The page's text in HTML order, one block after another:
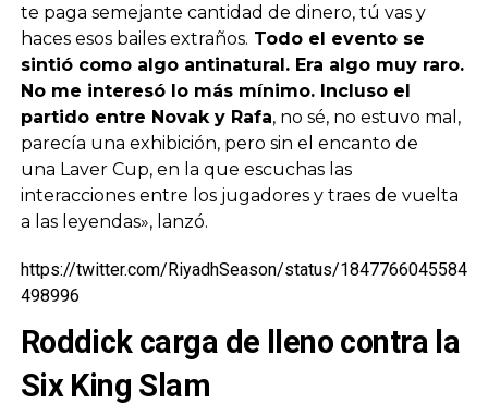
te paga semejante cantidad de dinero, tú vas y
haces esos bailes extraños. Todo el evento se
sintió como algo antinatural. Era algo muy raro.
No me interesó lo más mínimo. Incluso el
partido entre Novak y Rafa, no sé, no estuvo mal,
parecía una exhibición, pero sin el encanto de
una Laver Cup, en la que escuchas las
interacciones entre los jugadores y traes de vuelta
a las leyendas», lanzó.
https://twitter.com/RiyadhSeason/status/1847766045584
498996
Roddick carga de lleno contra la
Six King Slam